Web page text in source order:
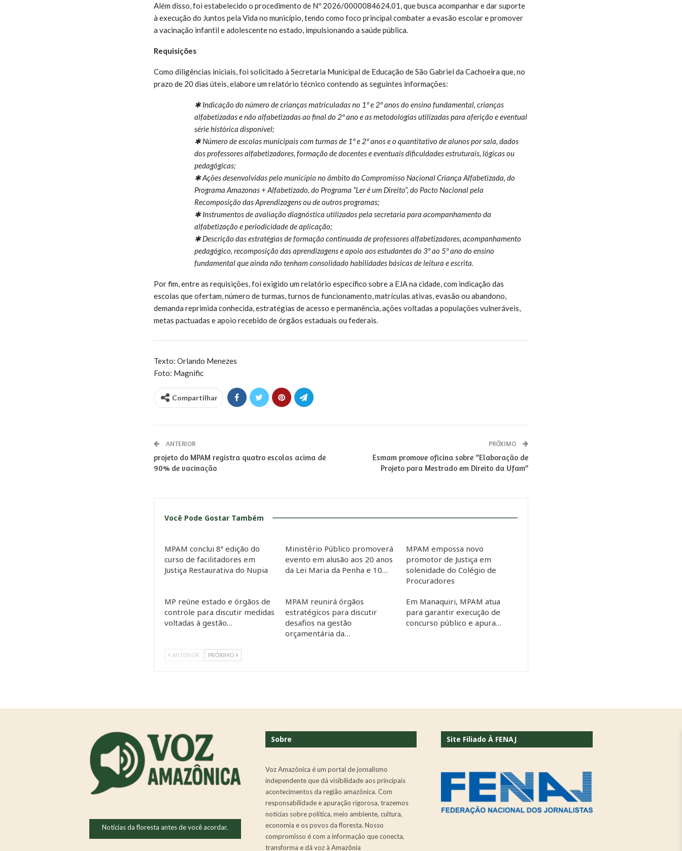
Além disso, foi estabelecido o procedimento de Nº 2026/0000084624.01, que busca acompanhar e dar suporte
à execução do Juntos pela Vida no município, tendo como foco principal combater a evasão escolar e promover
a vacinação infantil e adolescente no estado, impulsionando a saúde pública.
Requisições
Como diligências iniciais, foi solicitado à Secretaria Municipal de Educação de São Gabriel da Cachoeira que, no
prazo de 20 dias úteis, elabore um relatório técnico contendo as seguintes informações:
✱ Indicação do número de crianças matriculadas no 1º e 2º anos do ensino fundamental, crianças
alfabetizadas e não alfabetizadas ao final do 2º ano e as metodologias utilizadas para aferição e eventual
série histórica disponível;
✱ Número de escolas municipais com turmas de 1º e 2º anos e o quantitativo de alunos por sala, dados
dos professores alfabetizadores, formação de docentes e eventuais dificuldades estruturais, lógicas ou
pedagógicas;
✱ Ações desenvolvidas pelo município no âmbito do Compromisso Nacional Criança Alfabetizada, do
Programa Amazonas + Alfabetizado, do Programa “Ler é um Direito”, do Pacto Nacional pela
Recomposição das Aprendizagens ou de outros programas;
✱ Instrumentos de avaliação diagnóstica utilizados pela secretaria para acompanhamento da
alfabetização e periodicidade de aplicação;
✱ Descrição das estratégias de formação continuada de professores alfabetizadores, acompanhamento
pedagógico, recomposição das aprendizagens e apoio aos estudantes do 3º ao 5º ano do ensino
fundamental que ainda não tenham consolidado habilidades básicas de leitura e escrita.
Por fim, entre as requisições, foi exigido um relatório específico sobre a EJA na cidade, com indicação das
escolas que ofertam, número de turmas, turnos de funcionamento, matrículas ativas, evasão ou abandono,
demanda reprimida conhecida, estratégias de acesso e permanência, ações voltadas a populações vulneráveis,
metas pactuadas e apoio recebido de órgãos estaduais ou federais.
Texto: Orlando Menezes
Foto: Magnific
Compartilhar
ANTERIOR
projeto do MPAM registra quatro escolas acima de
90% de vacinação
PRÓXIMO
Esmam promove oficina sobre “Elaboração de
Projeto para Mestrado em Direito da Ufam”
Você Pode Gostar Também
MPAM conclui 8ª edição do
curso de facilitadores em
Justiça Restaurativa do Nupia
Ministério Público promoverá
evento em alusão aos 20 anos
da Lei Maria da Penha e 10…
MPAM empossa novo
promotor de Justiça em
solenidade do Colégio de
Procuradores
MP reúne estado e órgãos de
controle para discutir medidas
voltadas à gestão…
MPAM reunirá órgãos
estratégicos para discutir
desafios na gestão
orçamentária da…
Em Manaquiri, MPAM atua
para garantir execução de
concurso público e apura…
ANTERIOR PRÓXIMO
Notícias da floresta antes de você acordar.
Sobre
Voz Amazônica é um portal de jornalismo
independente que dá visibilidade aos principais
acontecimentos da região amazônica. Com
responsabilidade e apuração rigorosa, trazemos
notícias sobre política, meio ambiente, cultura,
economia e os povos da floresta. Nosso
compromisso é com a informação que conecta,
transforma e dá voz à Amazônia
Site Filiado À FENAJ